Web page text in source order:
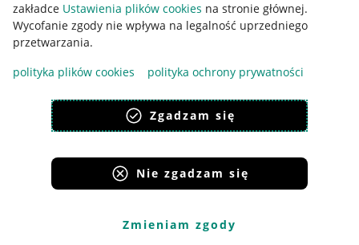
zakładce Ustawienia plików cookies na stronie głównej.
Wycofanie zgody nie wpływa na legalność uprzedniego
przetwarzania.
polityka plików cookies
polityka ochrony prywatności
Zgadzam się
Nie zgadzam się
Zmieniam zgody
Korzystanie z serwisu oznacza akceptacjęregulaminu